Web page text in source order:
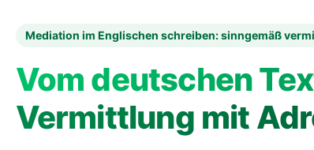
Mediation im Englischen schreiben: sinngemäß
Vom deutschen
Vermittlung mit